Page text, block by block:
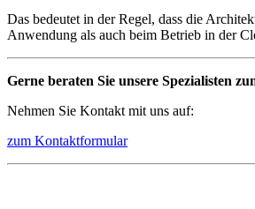
Das bedeutet in der Regel, dass die
Anwendung als auch beim Betrieb in der
Gerne beraten Sie unsere Spezialisten
Nehmen Sie Kontakt mit uns auf:
zum Kontaktformular